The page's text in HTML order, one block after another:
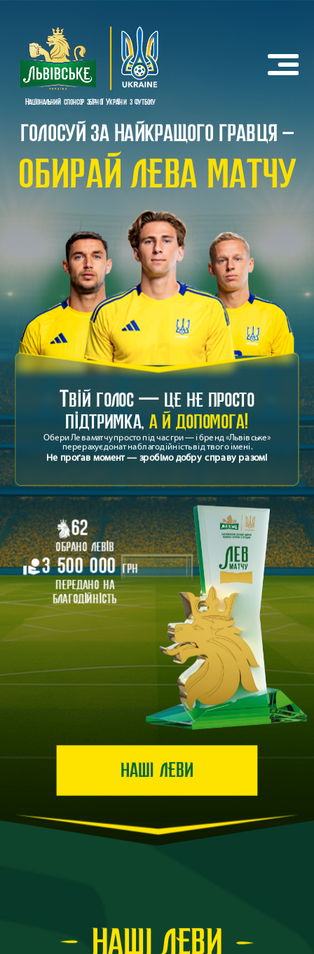
Національний спонсор збірної України з футболу
ГОЛОСУЙ ЗА НАЙКРАЩОГО ГРАВЦЯ –
ОБИРАЙ ЛЕВА МАТЧУ
62
обрано левів
3 500 000 грн
передано на
благодійність
голос донат благодійність
Твій голос — це не просто
підтримка,а й допомога!
Обери Лева матчу просто під час гри — і бренд «Львівське»
перерахує донат на благодійність від твого імені.
Не проґав момент — зробімо добру справу разом!
НАШІ ЛЕВИ
НАШІ ЛЕВИ